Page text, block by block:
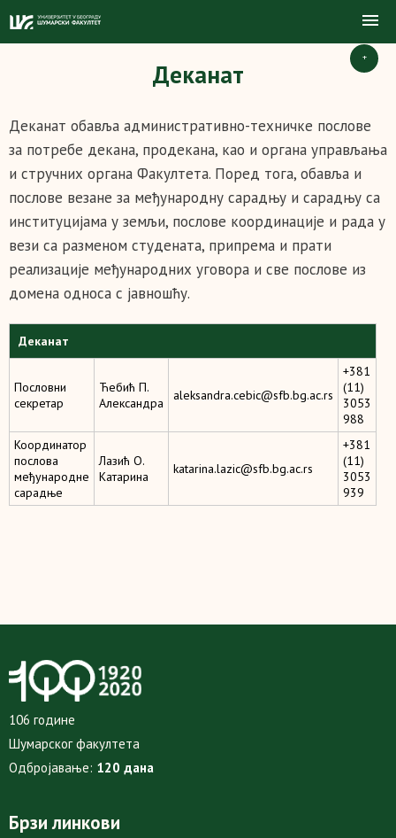
+
Деканат
Деканат обавља административно-техничке пословe
за потребе декана, продекана, као и органа управљања
и стручних органа Факултета. Поред тога, обавља и
послове везане за међународну сарадњу и сарадњу са
институцијама у земљи, послове координације и рада у
вези са разменом студената, припрема и прати
реализације међународних уговора и све послове из
домена односа с јавношћу.
Деканат
Пословни
секретар
Ћебић П.
Александра
aleksandra.cebic@sfb.bg.ac.rs
+381
(11)
3053
988
Координатор
послова
међународне
сарадње
Лазић О.
Катарина
katarina.lazic@sfb.bg.ac.rs
+381
(11)
3053
939
106 године
Шумарског факултета
Одбројавање: 120 дана
Брзи линкови